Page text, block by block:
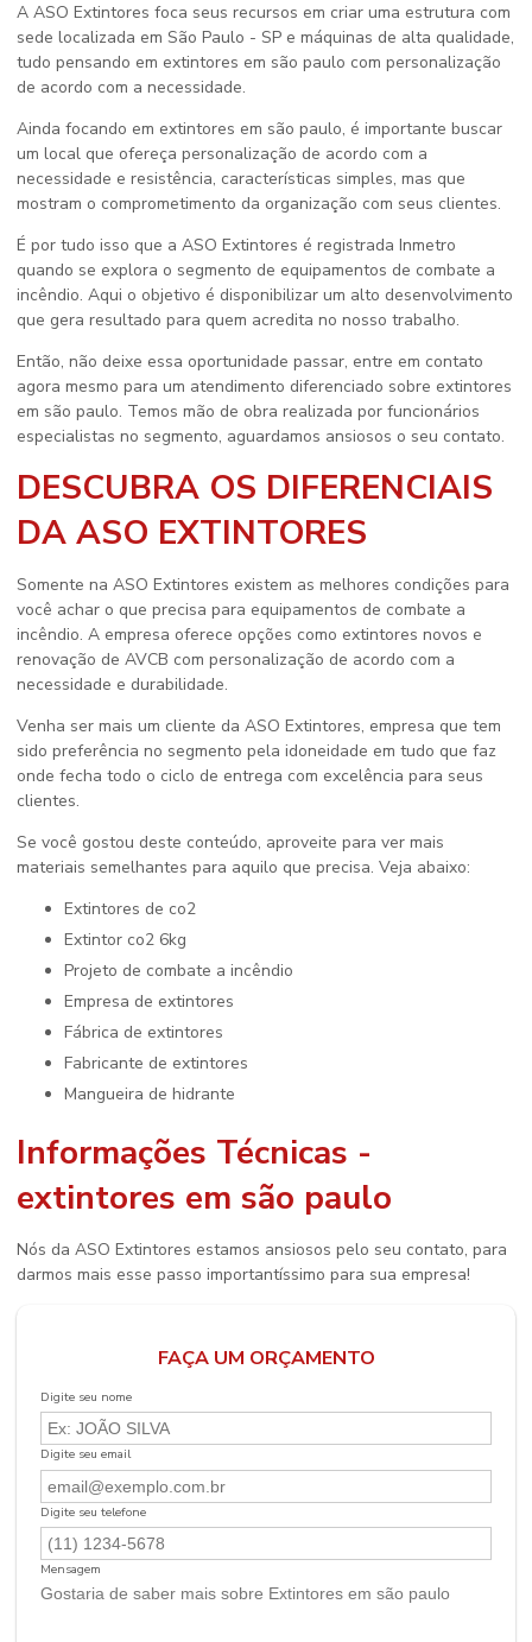
A ASO Extintores foca seus recursos em criar uma estrutura com
sede localizada em São Paulo - SP e máquinas de alta qualidade,
tudo pensando em extintores em são paulo com personalização
de acordo com a necessidade.
Ainda focando em extintores em são paulo, é importante buscar
um local que ofereça personalização de acordo com a
necessidade e resistência, características simples, mas que
mostram o comprometimento da organização com seus clientes.
É por tudo isso que a ASO Extintores é registrada Inmetro
quando se explora o segmento de equipamentos de combate a
incêndio. Aqui o objetivo é disponibilizar um alto desenvolvimento
que gera resultado para quem acredita no nosso trabalho.
Então, não deixe essa oportunidade passar, entre em contato
agora mesmo para um atendimento diferenciado sobre extintores
em são paulo. Temos mão de obra realizada por funcionários
especialistas no segmento, aguardamos ansiosos o seu contato.
DESCUBRA OS DIFERENCIAIS
DA ASO EXTINTORES
Somente na ASO Extintores existem as melhores condições para
você achar o que precisa para equipamentos de combate a
incêndio. A empresa oferece opções como extintores novos e
renovação de AVCB com personalização de acordo com a
necessidade e durabilidade.
Venha ser mais um cliente da ASO Extintores, empresa que tem
sido preferência no segmento pela idoneidade em tudo que faz
onde fecha todo o ciclo de entrega com excelência para seus
clientes.
Se você gostou deste conteúdo, aproveite para ver mais
materiais semelhantes para aquilo que precisa. Veja abaixo:
extintores de co2
extintor co2 6kg
projeto de combate a incêndio
empresa de extintores
fábrica de extintores
fabricante de extintores
mangueira de hidrante
Informações Técnicas -
extintores em são paulo
Nós da ASO Extintores estamos ansiosos pelo seu contato, para
darmos mais esse passo importantíssimo para sua empresa!
FAÇA UM ORÇAMENTO
Digite seu nome
Digite seu email
Digite seu telefone
Mensagem